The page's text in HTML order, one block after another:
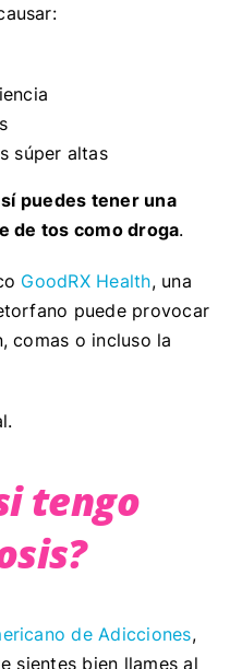
súper altas
sí puedes tener una
de tos como droga.
GoodRX Health, una
puede provocar
comas o incluso la
tengo
de Adicciones,
sientes bien llames al